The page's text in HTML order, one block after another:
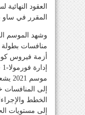
العقود
المقرر في ساو باولو
وشهد الموسم
إلى
الخطط
إلى مستويات